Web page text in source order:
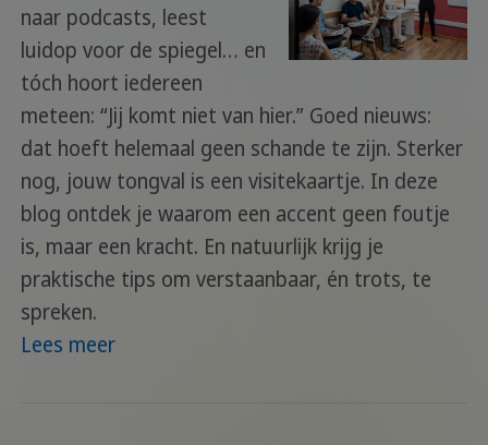
naar podcasts, leest
luidop voor de spiegel… en
tóch hoort iedereen
meteen: “Jij komt niet van hier.” Goed nieuws:
dat hoeft helemaal geen schande te zijn. Sterker
nog, jouw tongval is een visitekaartje. In deze
blog ontdek je waarom een accent geen foutje
is, maar een kracht. En natuurlijk krijg je
praktische tips om verstaanbaar, én trots, te
spreken.
Lees meer